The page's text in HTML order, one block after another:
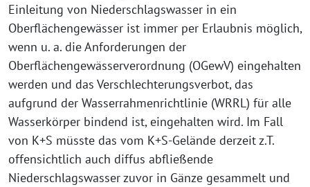
Einleitung von Niederschlagswasser in ein
Oberflächengewässer ist immer per Erlaubnis möglich,
wenn u. a. die Anforderungen der
Oberflächengewässerverordnung (OGewV) eingehalten
werden und das Verschlechterungsverbot, das
aufgrund der Wasserrahmenrichtlinie (WRRL) für alle
Wasserkörper bindend ist, eingehalten wird. Im Fall
von K+S müsste das vom K+S-Gelände derzeit z.T.
offensichtlich auch diffus abfließende
Niederschlagswasser zuvor in Gänze gesammelt und